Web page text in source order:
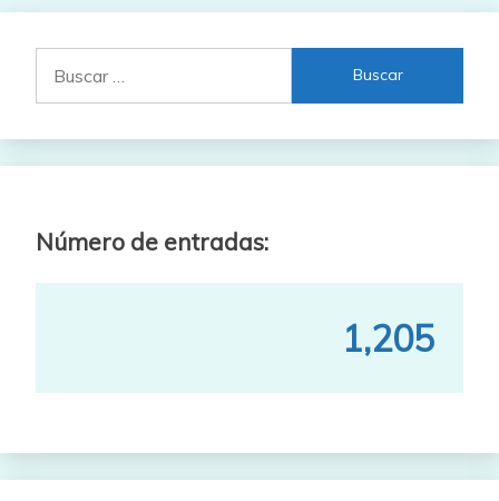
Número de entradas:
1,205